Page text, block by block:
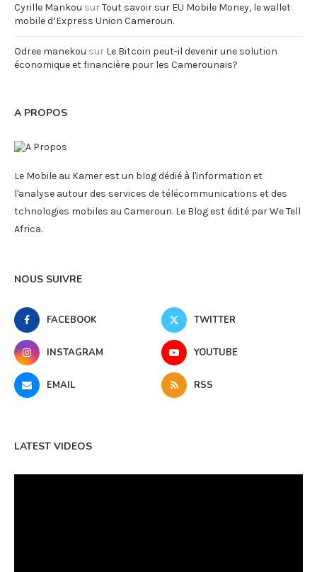
Cyrille Mankou surTout savoir sur EU Mobile Money, le wallet
mobile d’Express Union Cameroun.
Odree manekou sur Le Bitcoin peut-il devenir une solution
économique et financière pour les Camerounais?
A PROPOS
Le Mobile au Kamer est un blog dédié à l'information et
l'analyse autour des services de télécommunications et des
tchnologies mobiles au Cameroun. Le Blog est édité par We Tell
Africa.
NOUS SUIVRE
FACEBOOK TWITTER
INSTAGRAM YOUTUBE
EMAIL RSS
LATEST VIDEOS